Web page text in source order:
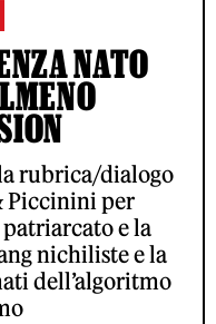
NATO
rubrica/dialogo
Piccinini per
patriarcato e la
nichiliste e la
dell’algoritmo